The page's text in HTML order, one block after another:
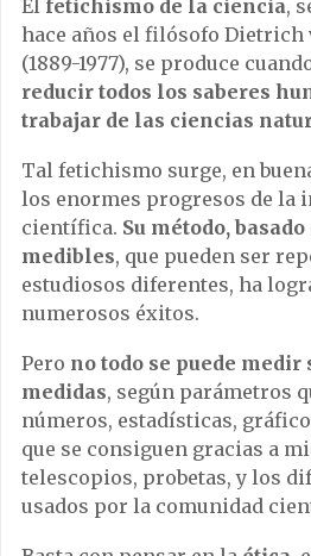
El fetichismo de la ciencia,
hace años el filósofo Dietrich
(1889-1977), se produce
reducir todos los saberes
trabajar de las ciencias
Tal fetichismo surge, en
los enormes progresos de la
científica. Su método,
medibles, que pueden ser
estudiosos diferentes, ha
numerosos éxitos.
Pero no todo se puede medir
medidas, según parámetros
números, estadísticas,
que se consiguen gracias a
telescopios, probetas, y los
usados por la comunidad